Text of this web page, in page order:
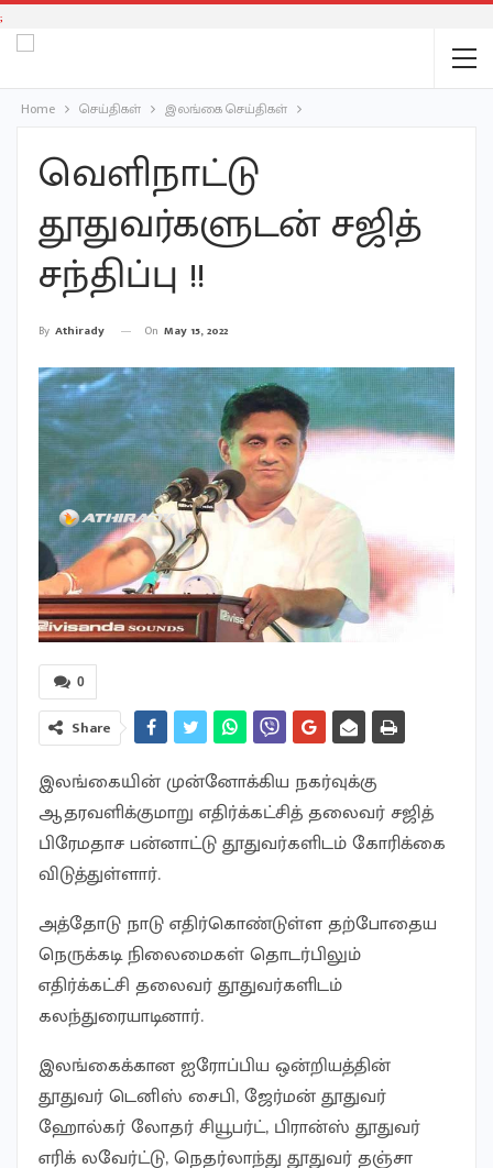
;
Home செய்திகள் இலங்கை செய்திகள்
வெளிநாட்டு
தூதுவர்களுடன் சஜித்
சந்திப்பு !!
By Athirady On May 15, 2022
0
Share
இலங்கையின் முன்னோக்கிய நகர்வுக்கு
ஆதரவளிக்குமாறு எதிர்க்கட்சித் தலைவர் சஜித்
பிரேமதாச பன்னாட்டு தூதுவர்களிடம் கோரிக்கை
விடுத்துள்ளார்.
அத்தோடு நாடு எதிர்கொண்டுள்ள தற்போதைய
நெருக்கடி நிலைமைகள் தொடர்பிலும்
எதிர்க்கட்சி தலைவர் தூதுவர்களிடம்
கலந்துரையாடினார்.
இலங்கைக்கான ஐரோப்பிய ஒன்றியத்தின்
தூதுவர் டெனிஸ் சைபி, ஜேர்மன் தூதுவர்
ஹோல்கர் லோதர் சியூபர்ட், பிரான்ஸ் தூதுவர்
எரிக் லவேர்ட்டு, நெதர்லாந்து தூதுவர் தஞ்சா